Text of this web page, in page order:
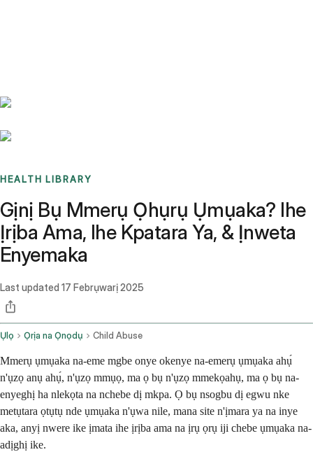
HEALTH LIBRARY
Gịnị Bụ Mmerụ Ọhụrụ Ụmụaka? Ihe
Ịrịba Ama, Ihe Kpatara Ya, & Ịnweta
Enyemaka
Last updated 17 Febrụwarị 2025
Ụlọ Ọrịa na Ọnọdụ Child Abuse
Mmerụ ụmụaka na-eme mgbe onye okenye na-emerụ ụmụaka ahụ́
n'ụzọ anụ ahụ́, n'ụzọ mmụọ, ma ọ bụ n'ụzọ mmekọahụ, ma ọ bụ na-
enyeghị ha nlekọta na nchebe dị mkpa. Ọ bụ nsogbu dị egwu nke
metụtara ọtụtụ nde ụmụaka n'ụwa nile, mana site n'ịmara ya na inye
aka, anyị nwere ike ịmata ihe ịrịba ama na ịrụ ọrụ iji chebe ụmụaka na-
adịghị ike.